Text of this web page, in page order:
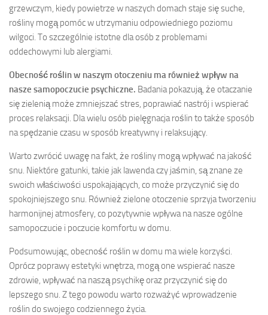
grzewczym, kiedy powietrze w naszych domach staje się suche,
rośliny mogą pomóc w utrzymaniu odpowiedniego poziomu
wilgoci. To szczególnie istotne dla osób z problemami
oddechowymi lub alergiami.
Obecność roślin w naszym otoczeniu ma również wpływ na
nasze samopoczucie psychiczne. Badania pokazują, że otaczanie
się zielenią może zmniejszać stres, poprawiać nastrój i wspierać
proces relaksacji. Dla wielu osób pielęgnacja roślin to także sposób
na spędzanie czasu w sposób kreatywny i relaksujący.
Warto zwrócić uwagę na fakt, że rośliny mogą wpływać na jakość
snu. Niektóre gatunki, takie jak lawenda czy jaśmin, są znane ze
swoich właściwości uspokajających, co może przyczynić się do
spokojniejszego snu. Również zielone otoczenie sprzyja tworzeniu
harmonijnej atmosfery, co pozytywnie wpływa na nasze ogólne
samopoczucie i poczucie komfortu w domu.
Podsumowując, obecność roślin w domu ma wiele korzyści.
Oprócz poprawy estetyki wnętrza, mogą one wspierać nasze
zdrowie, wpływać na naszą psychikę oraz przyczynić się do
lepszego snu. Z tego powodu warto rozważyć wprowadzenie
roślin do swojego codziennego życia.